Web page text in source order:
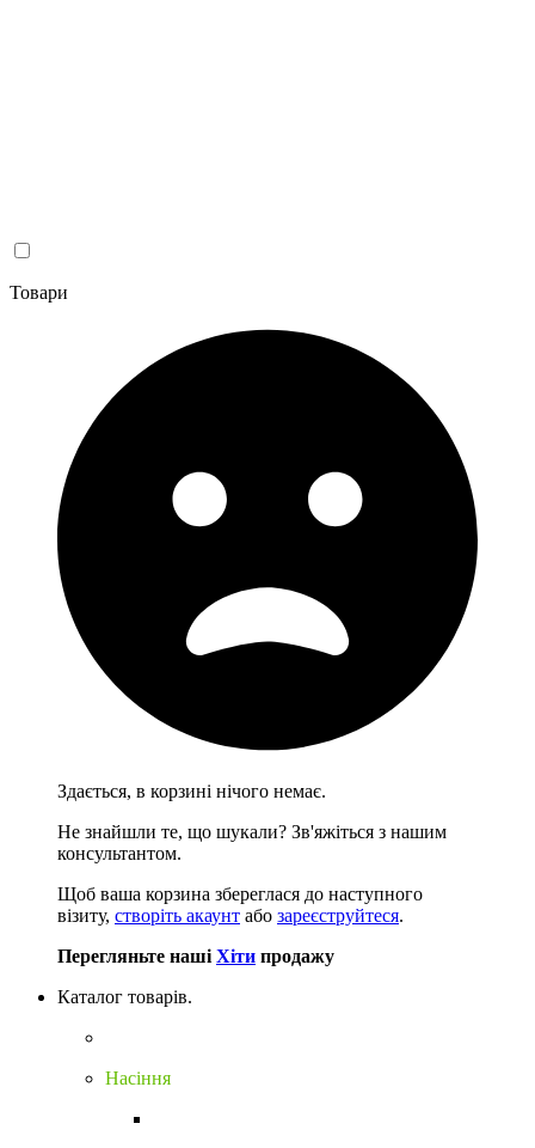
Товари
Здається, в корзині нічого немає.
Не знайшли те, що шукали? Зв'яжіться з нашим
консультантом.
Щоб ваша корзина збереглася до наступного
візиту, створіть акаунт або зареєструйтеся.
Перегляньте наші Хіти продажу
Каталог товарів.
Насіння